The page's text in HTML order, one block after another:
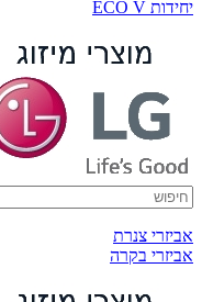
יחידות ECO V
אביזרי צנרת
אביזרי בקרה